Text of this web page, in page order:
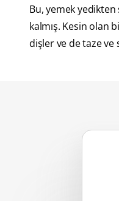
Bu, yemek
kalmış. Kesin olan
dişler ve de taze ve